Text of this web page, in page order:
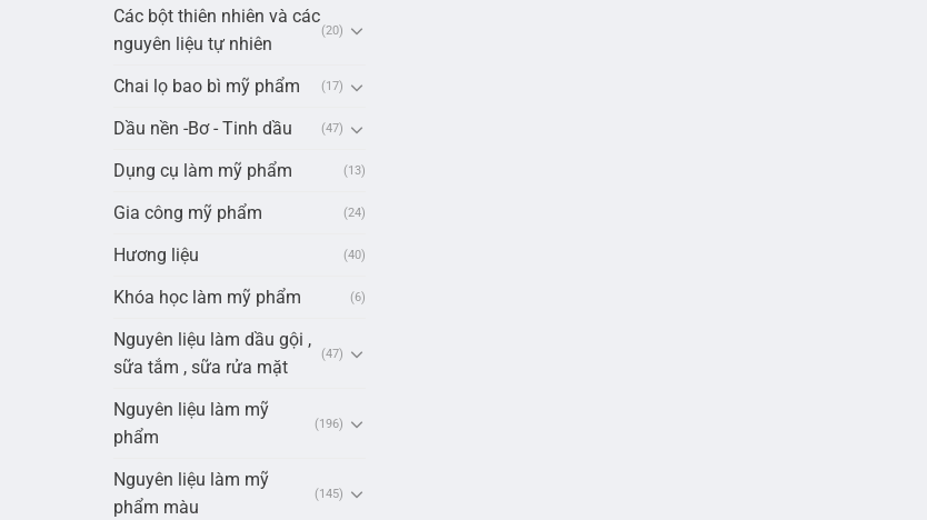
Các bột thiên nhiên và các
nguyên liệu tự nhiên
(20)
Chai lọ bao bì mỹ phẩm (17)
Dầu nền -Bơ - Tinh dầu (47)
Dụng cụ làm mỹ phẩm (13)
Gia công mỹ phẩm (24)
Hương liệu (40)
Khóa học làm mỹ phẩm (6)
Nguyên liệu làm dầu gội ,
sữa tắm , sữa rửa mặt
(47)
Nguyên liệu làm mỹ
phẩm
(196)
Nguyên liệu làm mỹ
phẩm màu
(145)